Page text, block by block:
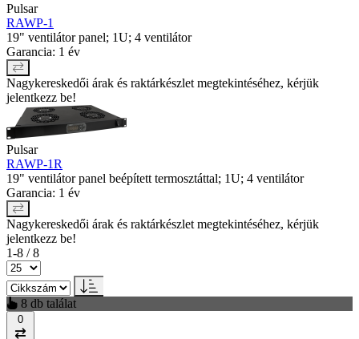
Pulsar
RAWP-1
19" ventilátor panel; 1U; 4 ventilátor
Garancia: 1 év
Nagykereskedői árak és raktárkészlet megtekintéséhez, kérjük
jelentkezz be!
Pulsar
RAWP-1R
19" ventilátor panel beépített termosztáttal; 1U; 4 ventilátor
Garancia: 1 év
Nagykereskedői árak és raktárkészlet megtekintéséhez, kérjük
jelentkezz be!
1-8 / 8
8 db találat
0